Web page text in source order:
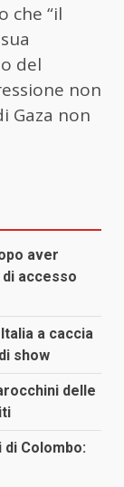
che “il
del
non
Gaza non
aver
accesso
a caccia
show
delle
di Colombo: